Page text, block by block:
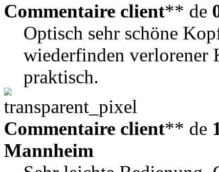
Commentaire client** de
Optisch sehr schöne
wiederfinden verlorener
praktisch.
Commentaire client** de
Mannheim